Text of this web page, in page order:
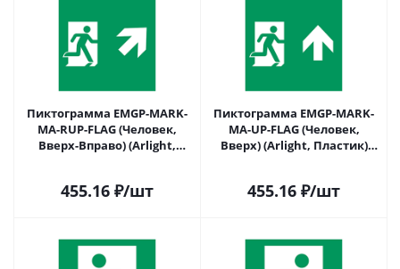
Пиктограмма EMGP-MARK-
MA-RUP-FLAG (Человек,
Вверх-Вправо) (Arlight,
455.16 ₽/шт
Пиктограмма EMGP-MARK-
MA-UP-FLAG (Человек,
Вверх) (Arlight, Пластик)
455.16 ₽/шт